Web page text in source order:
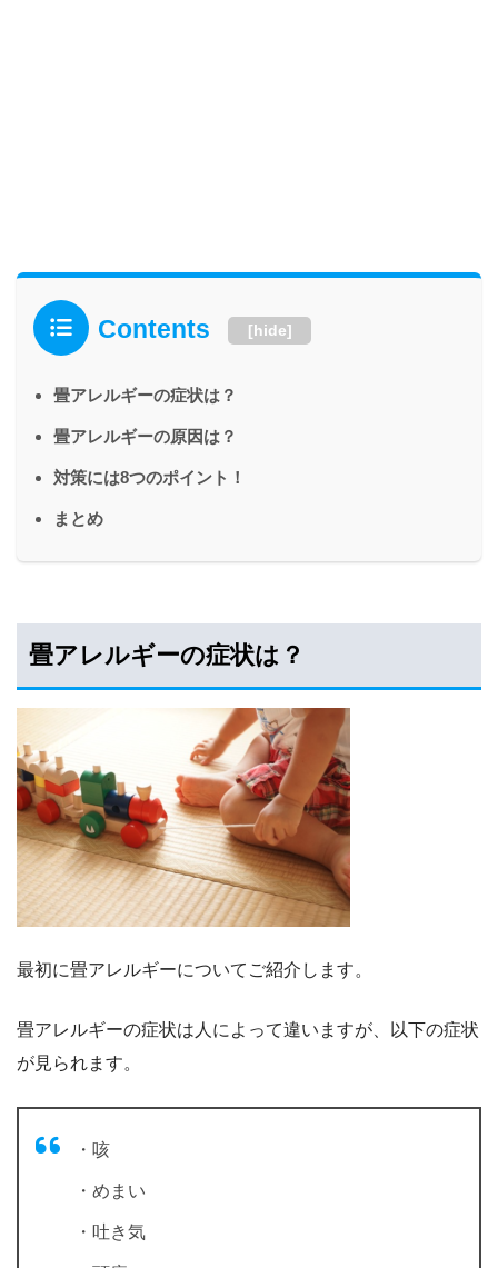
Contents [hide]
畳アレルギーの症状は？
畳アレルギーの原因は？
対策には8つのポイント！
まとめ
畳アレルギーの症状は？
最初に畳アレルギーについてご紹介します。
畳アレルギーの症状は人によって違いますが、以下の症状
が見られます。
・咳
・めまい
・吐き気